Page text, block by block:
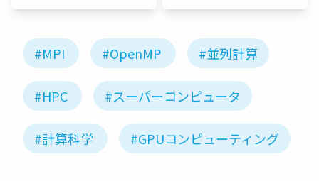
#MPI #OpenMP #並列計算
#HPC #スーパーコンピュータ
#計算科学 #GPUコンピューティング